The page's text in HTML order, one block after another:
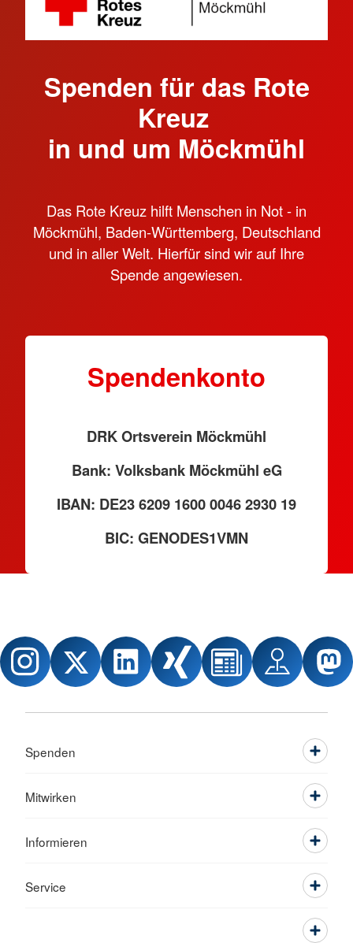
Spenden für das Rote
Kreuz
in und um Möckmühl
Das Rote Kreuz hilft Menschen in Not - in
Möckmühl, Baden-Württemberg, Deutschland
und in aller Welt. Hierfür sind wir auf Ihre
Spende angewiesen.
Spendenkonto
DRK Ortsverein Möckmühl
Bank: Volksbank Möckmühl eG
IBAN: DE23 6209 1600 0046 2930 19
BIC: GENODES1VMN
Spenden
Mitwirken
Informieren
Service